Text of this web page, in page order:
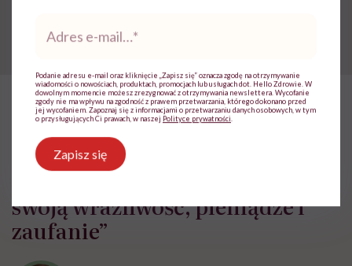
HelloZdrowie: Życie › Mindfulness › Monika Sobień-Górska:
Monika Sobień-Górska: „Trzeba
bardzo uważać, komu oddajemy
swoją wrażliwość, pieniądze i
zaufanie”
*
Podanie adresu e-mail oraz kliknięcie „Zapisz się” oznacza zgodę na otrzymywanie
wiadomości o nowościach, produktach, promocjach lub usługach dot. Hello Zdrowie. W
dowolnym momencie możesz zrezygnować z otrzymywania newslettera. Wycofanie
zgody nie ma wpływu na zgodność z prawem przetwarzania, którego dokonano przed
jej wycofaniem. Zapoznaj się z informacjami o przetwarzaniu danych osobowych, w tym
o przysługujących Ci prawach, w naszej Polityce prywatności
Zapisz się